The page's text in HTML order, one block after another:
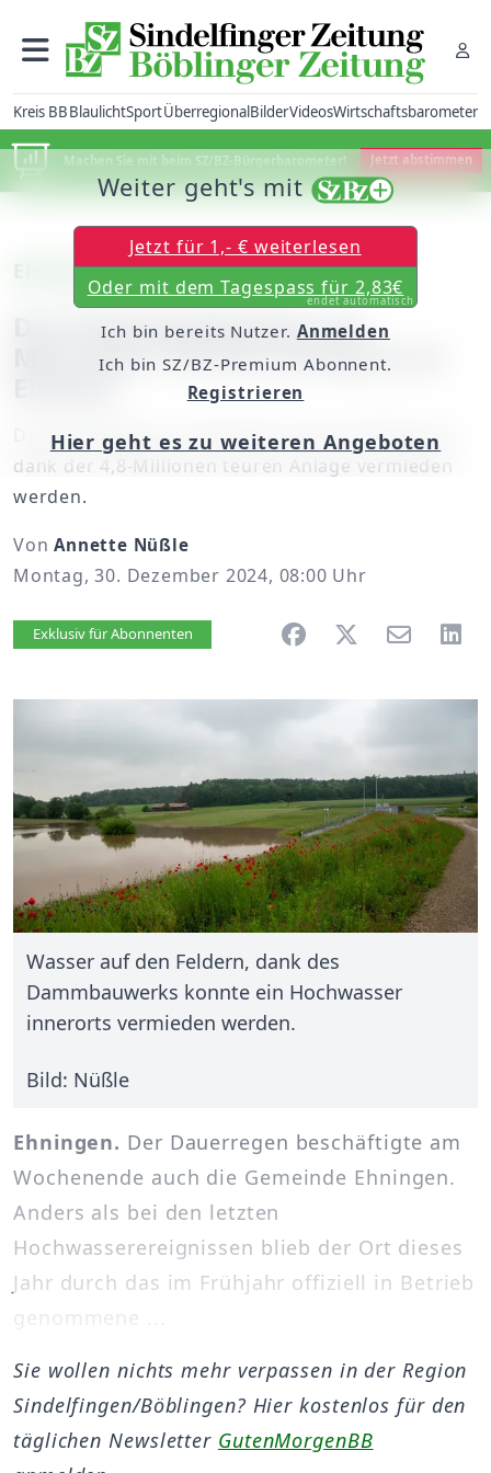
Kreis BBBlaulichtSportÜberregionalBilderVideosWirtschaftsbarometer
Machen Sie mit beim SZ/BZ-Bürgerbarometer! Jetzt abstimmen
Ehningen
Das Rückhaltebecken im
Maurener Tal war erstmals im
Das Hochwasser in Ehningen konnte Anfang Juni
dank der 4,8-Millionen teuren Anlage vermieden
werden.
VonAnnette Nüßle
Montag, 30. Dezember 2024, 08:00 Uhr
Artikel vorlesen
Exklusiv für Abonnenten
Wasser auf den Feldern, dank des
Dammbauwerks konnte ein Hochwasser
innerorts vermieden werden.
Bild: Nüßle
Ehningen. Der Dauerregen beschäftigte am
Wochenende auch die Gemeinde Ehningen.
Anders als bei den letzten
Hochwasserereignissen blieb der Ort dieses
Jahr durch das im Frühjahr offiziell in Betrieb
Weiter geht's mit
Jetzt für 1,- € weiterlesen
Oder mit dem Tagespass für 2,83€
endet automatisch
Ich bin bereits Nutzer. Anmelden
Ich bin SZ/BZ-Premium Abonnent.
Registrieren
Hier geht es zu weiteren Angeboten
Sie wollen nichts mehr verpassen in der Region
Sindelfingen/Böblingen? Hier kostenlos für den
täglichen Newsletter GutenMorgenBB